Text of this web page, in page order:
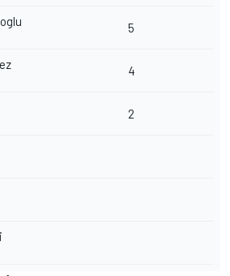
5
4
2